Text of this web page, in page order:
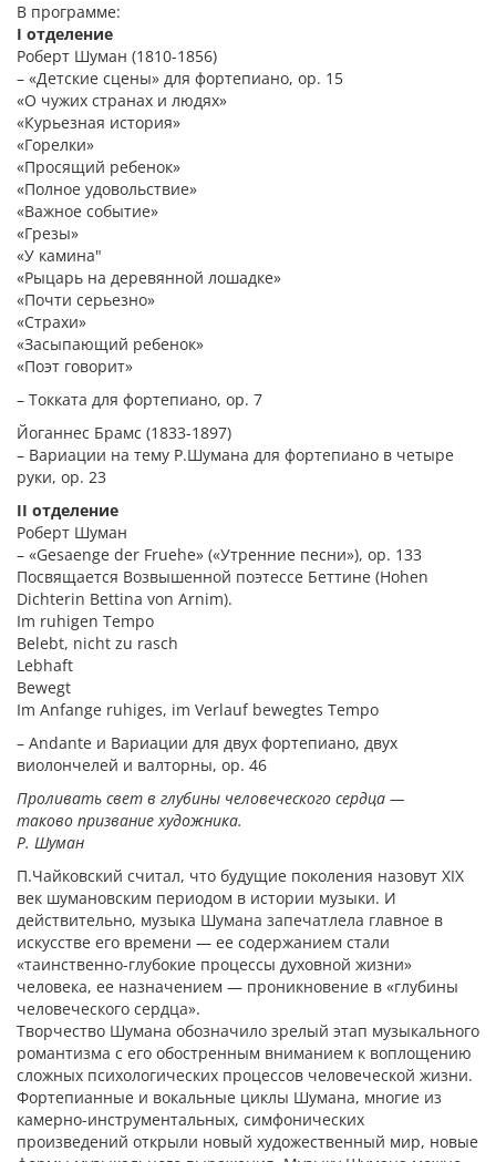
В программе:
I отделение
Роберт Шуман (1810-1856)
– «Детские сцены» для фортепиано, ор. 15
«О чужих странах и людях»
«Курьезная история»
«Горелки»
«Просящий ребенок»
«Полное удовольствие»
«Важное событие»
«Грезы»
«У камина"
«Рыцарь на деревянной лошадке»
«Почти серьезно»
«Страхи»
«Засыпающий ребенок»
«Поэт говорит»
– Токката для фортепиано, ор. 7
Йоганнес Брамс (1833-1897)
– Вариации на тему Р.Шумана для фортепиано в четыре
руки, ор. 23
II отделение
Роберт Шуман
– «Gesaenge der Fruehe» («Утренние песни»), ор. 133
Посвящается Возвышенной поэтессе Беттине (Hohen
Dichterin Bettina von Arnim).
Im ruhigen Tempo
Belebt, nicht zu rasch
Lebhaft
Bewegt
Im Anfange ruhiges, im Verlauf bewegtes Tempo
– Andante и Вариации для двух фортепиано, двух
виолончелей и валторны, ор. 46
Проливать свет в глубины человеческого сердца —
таково призвание художника.
Р. Шуман
П.Чайковский считал, что будущие поколения назовут XIX
век шумановским периодом в истории музыки. И
действительно, музыка Шумана запечатлела главное в
искусстве его времени — ее содержанием стали
«таинственно-глубокие процессы духовной жизни»
человека, ее назначением — проникновение в «глубины
человеческого сердца».
Творчество Шумана обозначило зрелый этап музыкального
романтизма с его обостренным вниманием к воплощению
сложных психологических процессов человеческой жизни.
Фортепианные и вокальные циклы Шумана, многие из
камерно-инструментальных, симфонических
произведений открыли новый художественный мир, новые